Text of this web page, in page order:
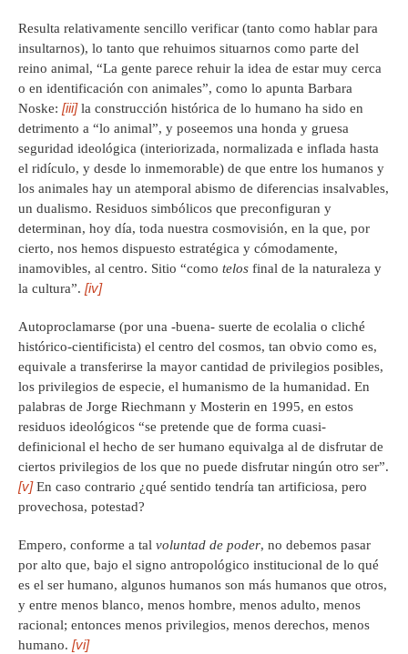
Resulta relativamente sencillo verificar (tanto como hablar para
insultarnos), lo tanto que rehuimos situarnos como parte del
reino animal, “La gente parece rehuir la idea de estar muy cerca
o en identificación con animales”, como lo apunta Barbara
Noske: [iii]la construcción histórica de lo humano ha sido en
detrimento a “lo animal”, y poseemos una honda y gruesa
seguridad ideológica (interiorizada, normalizada e inflada hasta
el ridículo, y desde lo inmemorable) de que entre los humanos y
los animales hay un atemporal abismo de diferencias insalvables,
un dualismo. Residuos simbólicos que preconfiguran y
determinan, hoy día, toda nuestra cosmovisión, en la que, por
cierto, nos hemos dispuesto estratégica y cómodamente,
inamovibles, al centro. Sitio “como telos final de la naturaleza y
la cultura”. [iv]
Autoproclamarse (por una -buena- suerte de ecolalia o cliché
histórico-cientificista) el centro del cosmos, tan obvio como es,
equivale a transferirse la mayor cantidad de privilegios posibles,
los privilegios de especie, el humanismo de la humanidad. En
palabras de Jorge Riechmann y Mosterin en 1995, en estos
residuos ideológicos “se pretende que de forma cuasi-
definicional el hecho de ser humano equivalga al de disfrutar de
ciertos privilegios de los que no puede disfrutar ningún otro ser”.
[v]En caso contrario ¿qué sentido tendría tan artificiosa, pero
provechosa, potestad?
Empero, conforme a tal voluntad de poder, no debemos pasar
por alto que, bajo el signo antropológico institucional de lo qué
es el ser humano, algunos humanos son más humanos que otros,
y entre menos blanco, menos hombre, menos adulto, menos
racional; entonces menos privilegios, menos derechos, menos
humano. [vi]